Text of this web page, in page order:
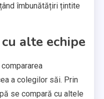
îmbunătățiri țintite
alte echipe
a colegilor săi. Prin
se compară cu altele